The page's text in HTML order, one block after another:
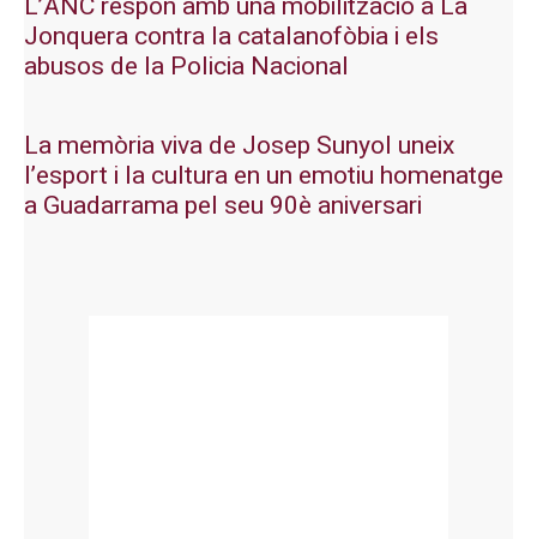
Jonquera contra la catalanofòbia i els
abusos de la Policia Nacional
La memòria viva de Josep Sunyol uneix
l’esport i la cultura en un emotiu homenatge
a Guadarrama pel seu 90è aniversari